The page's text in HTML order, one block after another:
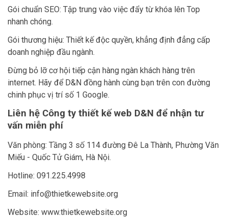
Gói chuẩn SEO: Tập trung vào việc đẩy từ khóa lên Top
nhanh chóng.
Gói thương hiệu: Thiết kế độc quyền, khẳng định đẳng cấp
doanh nghiệp đầu ngành.
Đừng bỏ lỡ cơ hội tiếp cận hàng ngàn khách hàng trên
internet. Hãy để D&N đồng hành cùng bạn trên con đường
chinh phục vị trí số 1 Google.
Liên hệ Công ty thiết kế web D&N để nhận tư
vấn miễn phí
Văn phòng: Tầng 3 số 114 đường Đê La Thành, Phường Văn
Miếu - Quốc Tử Giám, Hà Nội.
Hotline: 091.225.4998
Email: info@thietkewebsite.org
Website: www.thietkewebsite.org